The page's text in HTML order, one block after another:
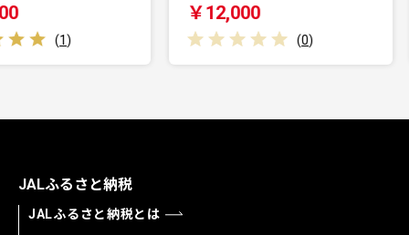
￥12,000
(0 )
JALふるさと納税
JALふるさと納税とは